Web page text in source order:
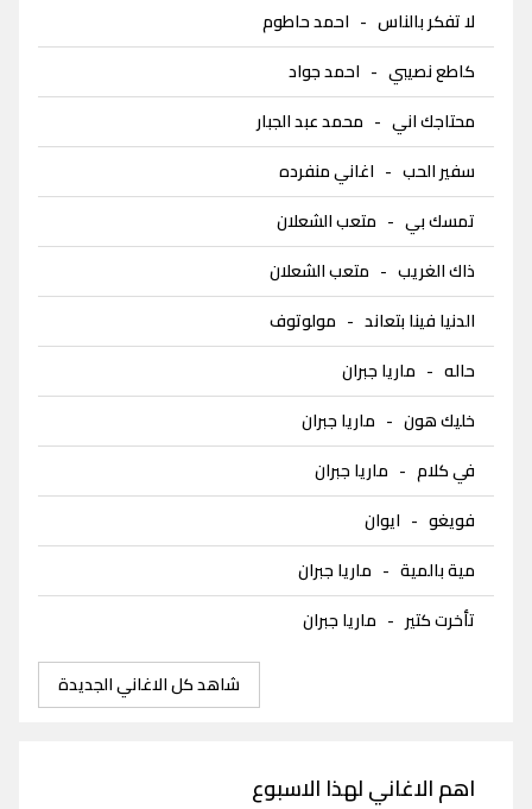
لا تفكر بالناس - احمد حاطوم
كاطع نصيبي - احمد جواد
محتاجك اني - محمد عبد الجبار
سفير الحب - اغاني منفرده
تمسك بي - متعب الشعلان
ذاك الغريب - متعب الشعلان
الدنيا فينا بتعاند - مولوتوف
حاله - ماريا جبران
خليك هون - ماريا جبران
في كلام - ماريا جبران
فويغو - ايوان
مية بالمية - ماريا جبران
تأخرت كتير - ماريا جبران
شاهد كل الاغاني الجديدة
اهم الاغاني لهذا الاسبوع